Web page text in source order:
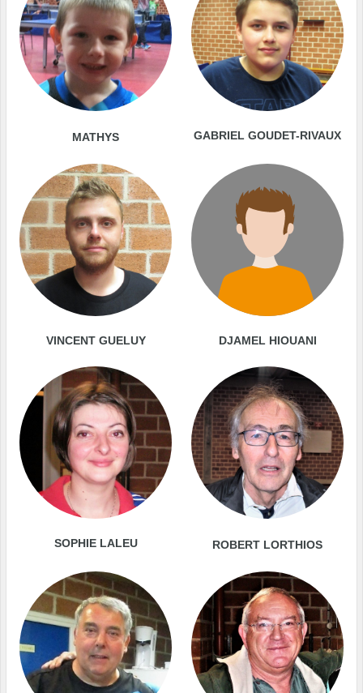
MATHYS GABRIEL GOUDET-RIVAUX
VINCENT GUELUY DJAMEL HIOUANI
SOPHIE LALEU ROBERT LORTHIOS